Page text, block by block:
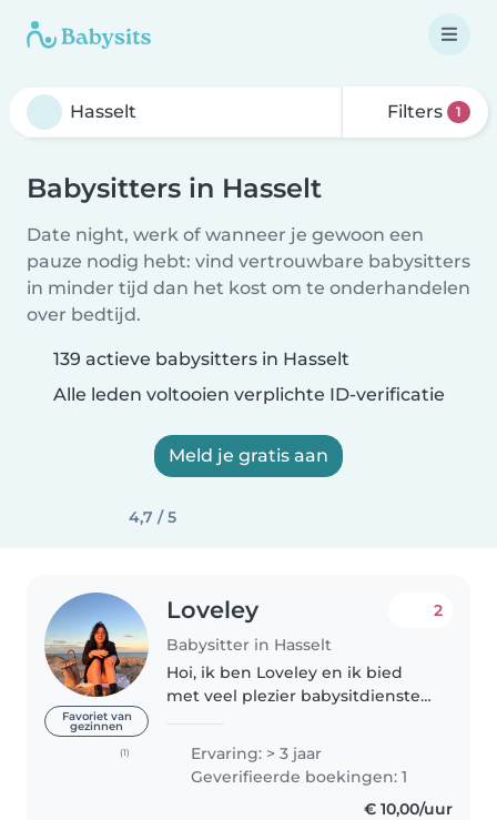
Filters 1
Babysitters in Hasselt
Date night, werk of wanneer je gewoon een
pauze nodig hebt: vind vertrouwbare babysitters
in minder tijd dan het kost om te onderhandelen
over bedtijd.
139 actieve babysitters in Hasselt
Alle leden voltooien verplichte ID-verificatie
Meld je gratis aan
4,7 / 5
Favoriet van
gezinnen
(1)
Loveley
Babysitter in Hasselt
2
Hoi, ik ben Loveley en ik bied
met veel plezier babysitdiensten
met kinderen te werken omdat
ik het belangrijk vind om hen
een veilige en leuke omgeving..
Ervaring: > 3 jaar
Geverifieerde boekingen: 1
€ 10,00/uur